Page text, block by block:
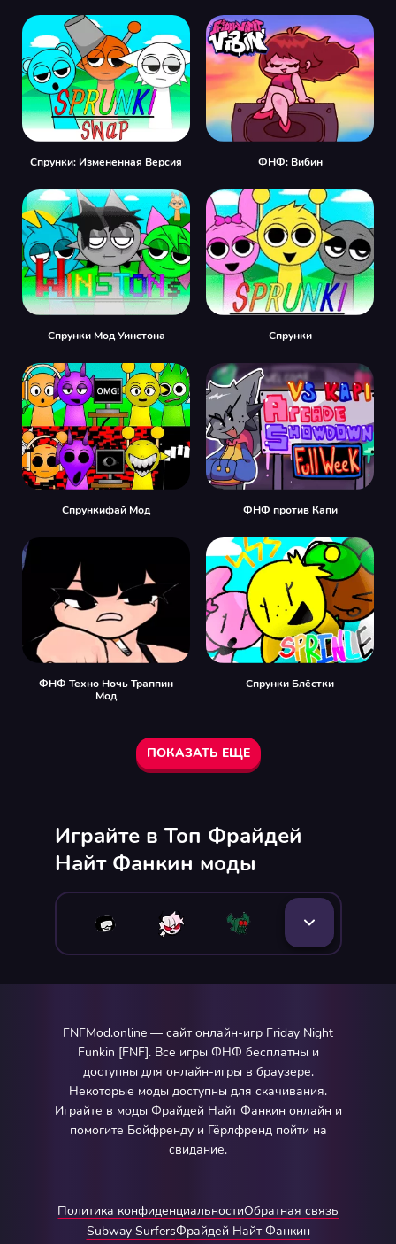
Спрунки: Измененная Версия ФНФ: Вибин
Спрунки Мод Уинстона Спрунки
Спрункифай Мод ФНФ против Капи
ФНФ Техно Ночь Траппин
Мод
Спрунки Блёстки
ПОКАЗАТЬ ЕЩЕ
Играйте в Топ Фрайдей
Найт Фанкин моды
FNFMod.online — сайт онлайн-игр Friday Night
Funkin [FNF]. Все игры ФНФ бесплатны и
доступны для онлайн-игры в браузере.
Некоторые моды доступны для скачивания.
Играйте в моды Фрайдей Найт Фанкин онлайн и
помогите Бойфренду и Гёрлфренд пойти на
свидание.
Политика конфиденциальностиОбратная связь
Subway SurfersФрайдей Найт Фанкин